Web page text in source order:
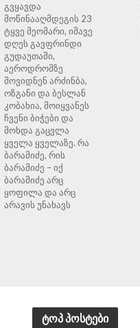
გვყავდა
მოწინააღმდეგის 23
ტყვე მეომარი, იმავე
დღეს გავფრინდი
გუდაუთაში,
აეროდრომზე
მოვიდნენ არძინბა,
ოზგანი და ბესლან
კობახია, მოიყვანეს
ჩვენი ბიჭები და
მოხდა გაცვლა
ყველა ყველაზე. რა
ბარამიძე, რის
ბარამიძე – იქ
ბარამიძე არც
ყოფილა და არც
არავის უნახავს
ტოპ პოსტები